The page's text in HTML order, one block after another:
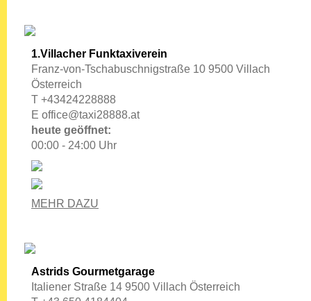
1.Villacher Funktaxiverein
Franz-von-Tschabuschnigstraße 10 9500 Villach
Österreich
T +43424228888
E office@taxi28888.at
heute geöffnet:
00:00 - 24:00 Uhr
MEHR DAZU
Astrids Gourmetgarage
Italiener Straße 14 9500 Villach Österreich